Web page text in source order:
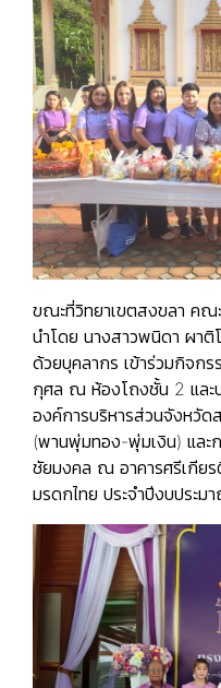
ขณะที่วิทยาเขตสงขลา ค
นำโดย นางสาวพนิดา ผาติ
ด้วยบุคลากร เข้าร่วมกิจก
กุศล ณ ห้องโถงชั้น 2 และ
องค์การบริหารส่วนจังหวัด
(พานพุ่มทอง-พุ่มเงิน) และ
ชัยมงคล ณ อาคารศรีเกีย
มรดกไทย ประจำปีงบประ